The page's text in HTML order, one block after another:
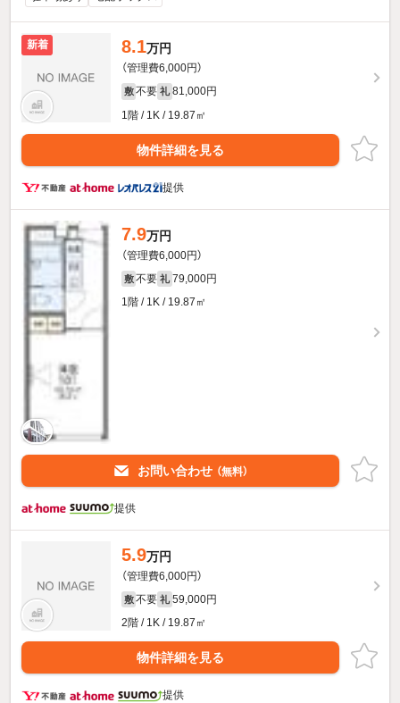
新着 8.1万円
（管理費6,000円）
敷 不要 礼 81,000円
1階 / 1K / 19.87㎡
物件詳細を見る
提供
7.9万円
（管理費6,000円）
敷 不要 礼 79,000円
1階 / 1K / 19.87㎡
お問い合わせ （無料）
提供
5.9万円
（管理費6,000円）
敷 不要 礼 59,000円
2階 / 1K / 19.87㎡
物件詳細を見る
提供